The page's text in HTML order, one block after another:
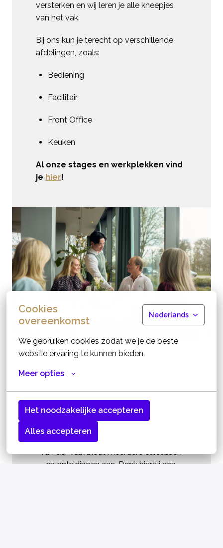
Cookies
overeenkomst
Nederlands
We gebruiken cookies zodat we je de beste
website ervaring te kunnen bieden.
Meer opties
Het noodzakelijke accepteren
Alles accepteren
versterken en wij leren je alle kneepjes
van het vak.
Bij ons kun je terecht op verschillende
afdelingen, zoals:
Bediening
Facilitair
Front Office
Keuken
Al onze stages en werkplekken vind
je hier!
Behaal al werkend je
diploma
Van der Valk biedt meerdere cursussen
en opleidingen aan. Denk hierbij aan